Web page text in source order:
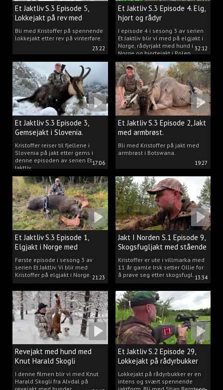
23:22
Et Jaktliv S.3 Episode 5,
Lokkejakt på rev med
Kristoffer Clausen
Bli med Kristoffer på spennende
lokkejakt etter rev på vinterføre.
32:12
Et Jaktliv S.3 Episode 4. Elg,
hjort og rådyr
I episode 4 i sesong 3 av serien
Et Jaktliv blir vi med på elgjakt i
Norge, rådyrjakt med hund i
Norge og hjortejakt i Polen.
17:06
Et Jaktliv S.3 Episode 3,
Gemsejakt i Slovenia.
Kristoffer reiser til fjellene i
Slovenia på jakt etter gems i
denne episoden av serien Et
Jaktliv.
19:27
Et Jaktliv S.3 Episode 2, Jakt
med armbrøst.
Bli med Kristoffer på jakt med
armbrøst i Botswana.
21:23
Et Jaktliv S.3 Episode 1,
Elgjakt i Norge med
Kristoffer Clausen
Første episode i sesong 3 av
serien Et Jaktliv. Vi blir med
Kristoffer på elgjakt i Norge.
13:34
Jakt I Norden S.1 Episode 9,
Skogsfugljakt med stående
hund.
Kristoffer er ute i villmarka med
11 år gamle Irsk setter Ollie for
å prøve seg etter skogsfugl.
Revejakt med hund med
Knut Harald Skogli
I denne filmen blir vi med Knut
Harald Skogli fra Alvdal på
Et Jaktliv S.2 Episode 29,
Lokkejakt på rådyrbukker
med Stian og Kristoffer
Lokkejakt på rådyrbukker er en
intens og svært spennende